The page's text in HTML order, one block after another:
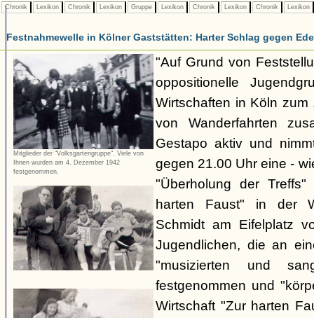
Chronik Lexikon Chronik Lexikon Gruppe Lexikon Chronik Lexikon Chronik Lexikon
Festnahmewelle in Kölner Gaststätten: Harter Schlag gegen
Mitglieder der "Volksgartengruppe". Viele von
Ihnen wurden am 4. Dezember 1942
festgenommen.
"Auf Grund von
oppositionelle
Wirtschaften in Köln
von Wanderfahrten
Gestapo aktiv und
gegen 21.00 Uhr eine -
"Überholung der
harten Faust" in der
Schmidt am Eifelplatz
Jugendlichen, die an
"musizierten und
festgenommen und
Wirtschaft "Zur harten